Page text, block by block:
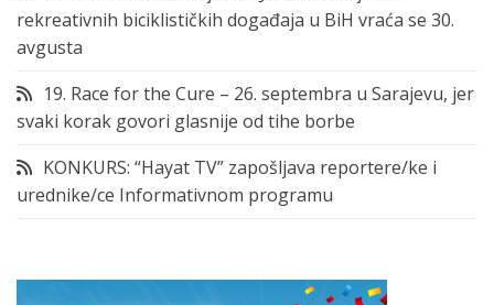
rekreativnih biciklističkih događaja u BiH vraća se 30.
avgusta
19. Race for the Cure – 26. septembra u Sarajevu, jer
svaki korak govori glasnije od tihe borbe
KONKURS: “Hayat TV” zapošljava reportere/ke i
urednike/ce Informativnom programu